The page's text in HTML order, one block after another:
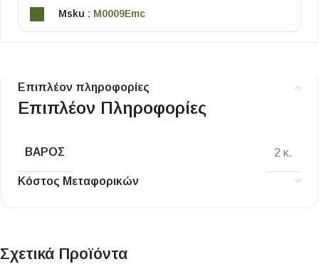
Msku : M0009Emc
Επιπλέον πληροφορίες
Επιπλέον Πληροφορίες
ΒΆΡΟΣ 2 κ.
Κόστος Μεταφορικών
Σχετικά Προϊόντα